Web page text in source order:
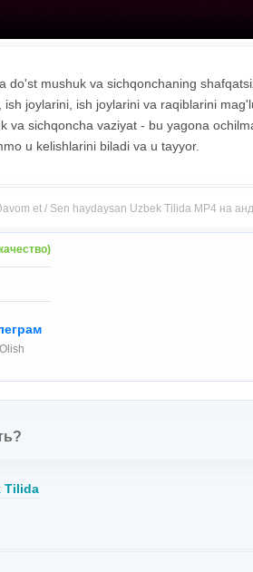
do'st mushuk va sichqonchaning
joylarini, ish joylarini va raqiblarini
va sichqoncha vaziyat - bu yagona
u kelishlarini biladi va u tayyor.
et / Sen haydaysan Uzbek Tilida MP4 на
Tilida